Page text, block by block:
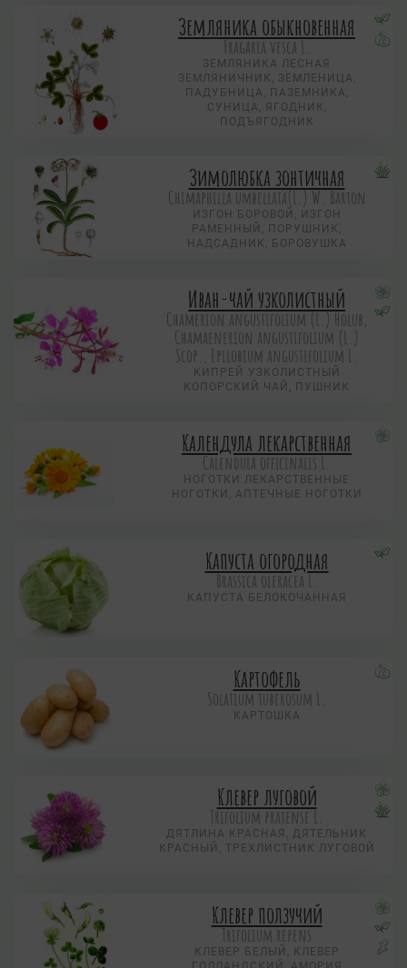
Земляника обыкновенная
Fragaria vesca L.
ЗЕМЛЯНИКА ЛЕСНАЯ
ЗЕМЛЯНИЧНИК, ЗЕМЛЕНИЦА,
ПАДУБНИЦА, ПАЗЕМНИКА,
СУНИЦА, ЯГОДНИК,
ПОДЪЯГОДНИК
Зимолюбка зонтичная
Chimaphilla umbellata(L.) W. Barton
ИЗГОН БОРОВОЙ, ИЗГОН
РАМЕННЫЙ, ПОРУШНИК,
НАДСАДНИК, БОРОВУШКА
Иван-чай узколистный
Chamerion angustifolium (L.) Holub,
Chamaenerion angustifolium (L.)
Scop., Epilobium angustifolium L.
КИПРЕЙ УЗКОЛИСТНЫЙ
КОПОРСКИЙ ЧАЙ, ПУШНИК
Календула лекарственная
Calendula officinalis L.
НОГОТКИ ЛЕКАРСТВЕННЫЕ
НОГОТКИ, АПТЕЧНЫЕ НОГОТКИ
Капуста огородная
Brassica oleracea L.
КАПУСТА БЕЛОКОЧАННАЯ
Картофель
Solatium tuberosum L.
КАРТОШКА
Клевер луговой
Trifolium pratense L.
ДЯТЛИНА КРАСНАЯ, ДЯТЕЛЬНИК
КРАСНЫЙ, ТРЕХЛИСТНИК ЛУГОВОЙ
Клевер ползучий
Trifolium repens
КЛЕВЕР БЕЛЫЙ, КЛЕВЕР